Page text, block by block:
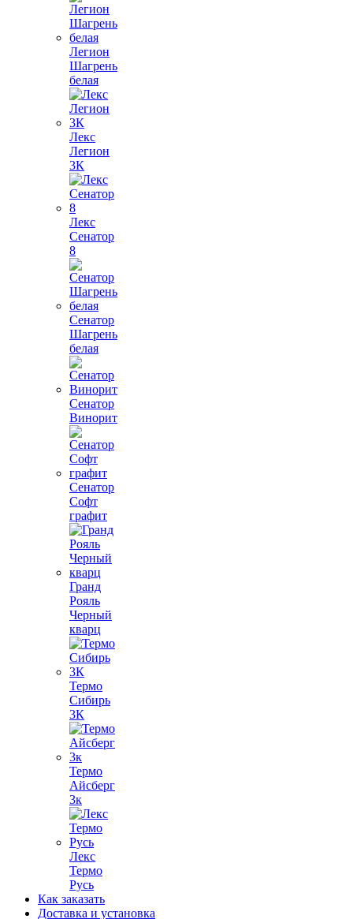
Легион
Шагрень
белая
Лекс
Легион
3К
Лекс
Сенатор
8
Сенатор
Шагрень
белая
Сенатор
Винорит
Сенатор
Софт
графит
Гранд
Рояль
Черный
кварц
Термо
Сибирь
3К
Термо
Айсберг
3к
Лекс
Термо
Русь
Как заказать
Доставка и установка